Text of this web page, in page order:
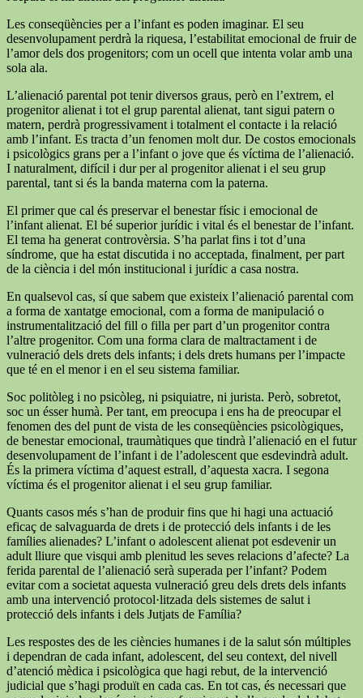
Les conseqüències per a l’infant es poden imaginar. El seu
desenvolupament perdrà la riquesa, l’estabilitat emocional de fruir de
l’amor dels dos progenitors; com un ocell que intenta volar amb una
sola ala.
L’alienació parental pot tenir diversos graus, però en l’extrem, el
progenitor alienat i tot el grup parental alienat, tant sigui patern o
matern, perdrà progressivament i totalment el contacte i la relació
amb l’infant. Es tracta d’un fenomen molt dur. De costos emocionals
i psicològics grans per a l’infant o jove que és víctima de l’alienació.
I naturalment, difícil i dur per al progenitor alienat i el seu grup
parental, tant si és la banda materna com la paterna.
El primer que cal és preservar el benestar físic i emocional de
l’infant alienat. El bé superior jurídic i vital és el benestar de l’infant.
El tema ha generat controvèrsia. S’ha parlat fins i tot d’una
síndrome, que ha estat discutida i no acceptada, finalment, per part
de la ciència i del món institucional i jurídic a casa nostra.
En qualsevol cas, sí que sabem que existeix l’alienació parental com
a forma de xantatge emocional, com a forma de manipulació o
instrumentalització del fill o filla per part d’un progenitor contra
l’altre progenitor. Com una forma clara de maltractament i de
vulneració dels drets dels infants; i dels drets humans per l’impacte
que té en el menor i en el seu sistema familiar.
Soc politòleg i no psicòleg, ni psiquiatre, ni jurista. Però, sobretot,
soc un ésser humà. Per tant, em preocupa i ens ha de preocupar el
fenomen des del punt de vista de les conseqüències psicològiques,
de benestar emocional, traumàtiques que tindrà l’alienació en el futur
desenvolupament de l’infant i de l’adolescent que esdevindrà adult.
És la primera víctima d’aquest estrall, d’aquesta xacra. I segona
víctima és el progenitor alienat i el seu grup familiar.
Quants casos més s’han de produir fins que hi hagi una actuació
eficaç de salvaguarda de drets i de protecció dels infants i de les
famílies alienades? L’infant o adolescent alienat pot esdevenir un
adult lliure que visqui amb plenitud les seves relacions d’afecte? La
ferida parental de l’alienació serà superada per l’infant? Podem
evitar com a societat aquesta vulneració greu dels drets dels infants
amb una intervenció protocol·litzada dels sistemes de salut i
protecció dels infants i dels Jutjats de Família?
Les respostes des de les ciències humanes i de la salut són múltiples
i dependran de cada infant, adolescent, del seu context, del nivell
d’atenció mèdica i psicològica que hagi rebut, de la intervenció
judicial que s’hagi produït en cada cas. En tot cas, és necessari que